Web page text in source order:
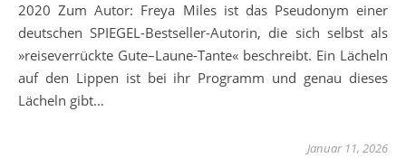
2020 Zum Autor: Freya Miles ist das Pseudonym einer
deutschen SPIEGEL-Bestseller-Autorin, die sich selbst als
»reiseverrückte Gute–Laune-Tante« beschreibt. Ein Lächeln
auf den Lippen ist bei ihr Programm und genau dieses
Lächeln gibt…
Januar 11, 2026